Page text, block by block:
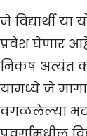
जे विद्यार्थी
प्रवेश घेणार
निकष अत्यंत
यामध्ये जे
वगळलेल्या